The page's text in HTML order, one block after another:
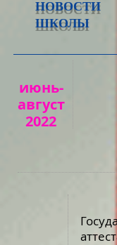
НОВОСТИ
ШКОЛЫ
июнь-
август
2022